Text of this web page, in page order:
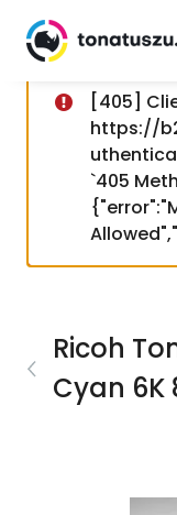
[405]
https://
`405
Ricoh
Cyan 6K